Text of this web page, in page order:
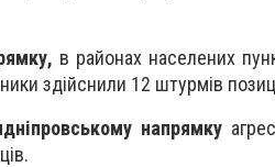
в районах населених
здійснили 12 штурмів
напрямку